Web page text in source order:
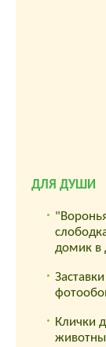
ДЛЯ ДУШИ
домик в
Клички